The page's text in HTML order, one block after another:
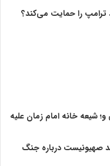
ترامپ را حمایت می‌کند؟
شیعه خانه امام زمان علیه
صهیونیست درباره جنگ